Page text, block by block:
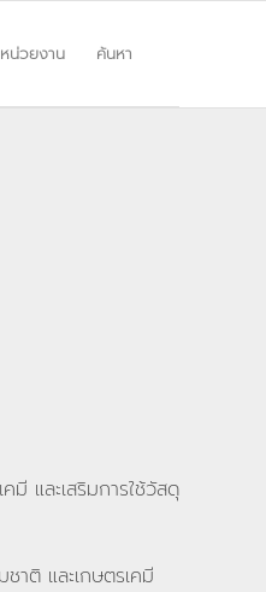
หน่วยงาน ค้นหา
และเสริมการใช้วัสดุ
ติ และเกษตรเคมี